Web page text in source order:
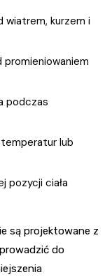
wiatrem, kurzem i
podczas
temperatur lub
pozycji ciała
są projektowane z
do